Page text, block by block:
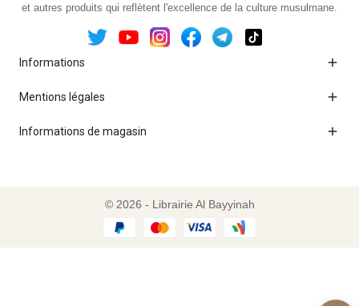
et autres produits qui reflètent l'excellence de la culture musulmane.
Informations 
Mentions légales 
Informations de magasin 
© 2026 - Librairie Al Bayyinah